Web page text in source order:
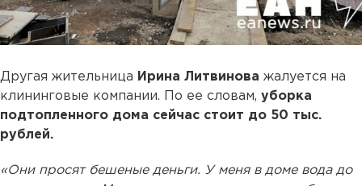
Другая жительница Ирина Литвинова жалуется на
клининговые компании. По ее словам, уборка
подтопленного дома сейчас стоит до 50 тыс.
рублей.
«Они просят бешеные деньги. У меня в доме вода до